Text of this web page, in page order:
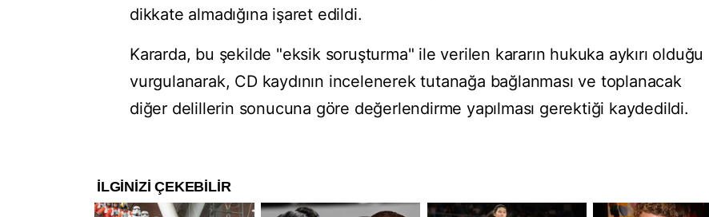
dikkate almadığına işaret edildi.
Kararda, bu şekilde "eksik soruşturma" ile verilen kararın hukuka aykırı olduğu
vurgulanarak, CD kaydının incelenerek tutanağa bağlanması ve toplanacak
diğer delillerin sonucuna göre değerlendirme yapılması gerektiği kaydedildi.